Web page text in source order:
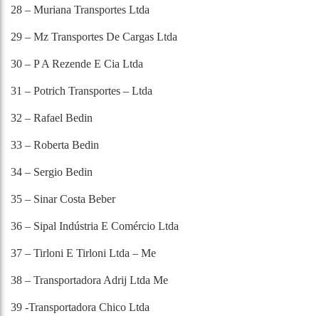
28 – Muriana Transportes Ltda
29 – Mz Transportes De Cargas Ltda
30 – P A Rezende E Cia Ltda
31 – Potrich Transportes – Ltda
32 – Rafael Bedin
33 – Roberta Bedin
34 – Sergio Bedin
35 – Sinar Costa Beber
36 – Sipal Indústria E Comércio Ltda
37 – Tirloni E Tirloni Ltda – Me
38 – Transportadora Adrij Ltda Me
39 -Transportadora Chico Ltda